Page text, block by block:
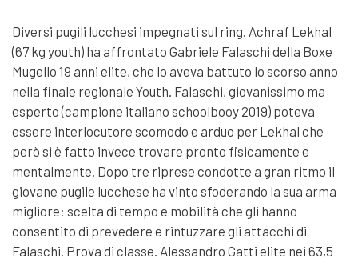
Diversi pugili lucchesi impegnati sul ring. Achraf Lekhal
(67 kg youth) ha affrontato Gabriele Falaschi della Boxe
Mugello 19 anni elite, che lo aveva battuto lo scorso anno
nella finale regionale Youth. Falaschi, giovanissimo ma
esperto (campione italiano schoolbooy 2019) poteva
essere interlocutore scomodo e arduo per Lekhal che
però si è fatto invece trovare pronto fisicamente e
mentalmente. Dopo tre riprese condotte a gran ritmo il
giovane pugile lucchese ha vinto sfoderando la sua arma
migliore: scelta di tempo e mobilità che gli hanno
consentito di prevedere e rintuzzare gli attacchi di
Falaschi. Prova di classe. Alessandro Gatti elite nei 63,5